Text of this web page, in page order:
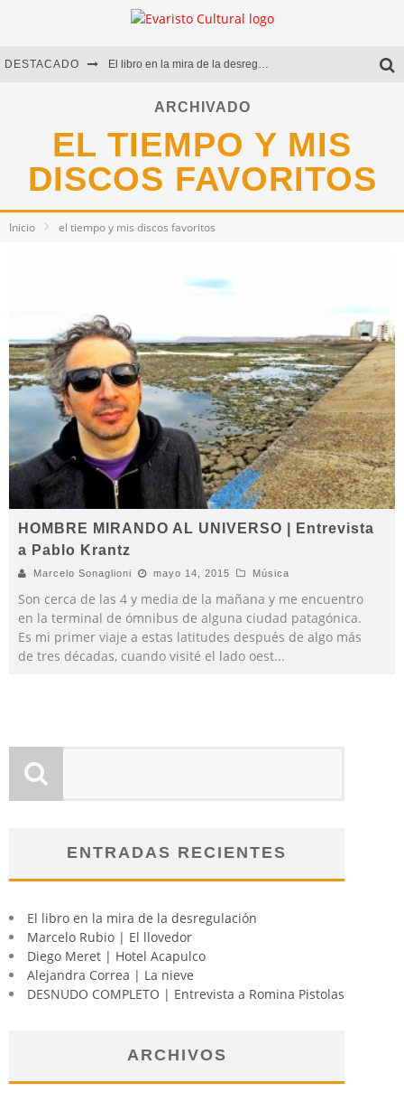
DESTACADO El libro en la mira de la desregulación
Marcelo Rubio | El llovedor
Diego Meret | Hotel Acapulco
Alejandra Correa | La nieve
ARCHIVADO
EL TIEMPO Y MIS
DISCOS FAVORITOS
Inicio el tiempo y mis discos favoritos
HOMBRE MIRANDO AL UNIVERSO | Entrevista
a Pablo Krantz
Marcelo Sonaglioni mayo 14, 2015 Música
Son cerca de las 4 y media de la mañana y me encuentro
en la terminal de ómnibus de alguna ciudad patagónica.
Es mi primer viaje a estas latitudes después de algo más
de tres décadas, cuando visité el lado oest...
ENTRADAS RECIENTES
El libro en la mira de la desregulación
Marcelo Rubio | El llovedor
Diego Meret | Hotel Acapulco
Alejandra Correa | La nieve
DESNUDO COMPLETO | Entrevista a Romina Pistolas
ARCHIVOS